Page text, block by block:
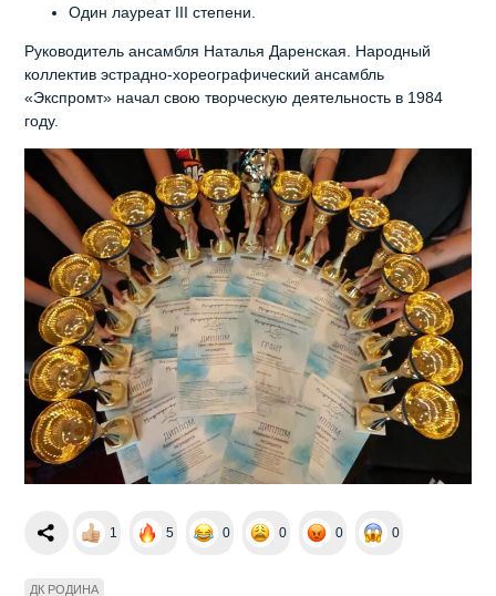
Один лауреат III степени.
Руководитель ансамбля Наталья Даренская. Народный
коллектив эстрадно-хореографический ансамбль
«Экспромт» начал свою творческую деятельность в 1984
году.
1 5 0 0 0 0
ДК РОДИНА